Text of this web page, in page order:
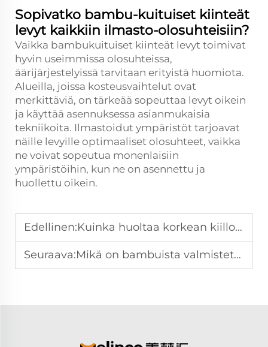
Sopivatko bambu-kuituiset kiinteät
levyt kaikkiin ilmasto-olosuhteisiin?
Vaikka bambukuituiset kiinteät levyt toimivat
hyvin useimmissa olosuhteissa,
äärijärjestelyissä tarvitaan erityistä huomiota.
Alueilla, joissa kosteusvaihtelut ovat
merkittäviä, on tärkeää sopeuttaa levyt oikein
ja käyttää asennuksessa asianmukaisia
tekniikoita. Ilmastoidut ympäristöt tarjoavat
näille levyille optimaaliset olosuhteet, vaikka
ne voivat sopeutua monenlaisiin
ympäristöihin, kun ne on asennettu ja
huollettu oikein.
Edellinen:Kuinka huoltaa korkean kiillon puhdistuslautapinta
Seuraava:Mikä on bambuista valmistettujen ontelolevyjen ääneneristysvaikutus